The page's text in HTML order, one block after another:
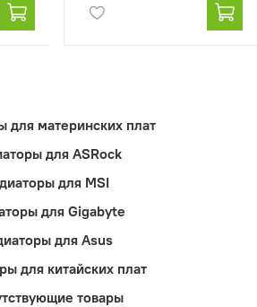
для материнских плат
для ASRock
для MSI
для Gigabyte
для Asus
для китайских плат
товары